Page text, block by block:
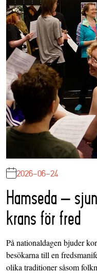
2026-06-24
Hamseda –
krans för fred
På nationaldagen bjuder
besökarna till en
olika traditioner såsom